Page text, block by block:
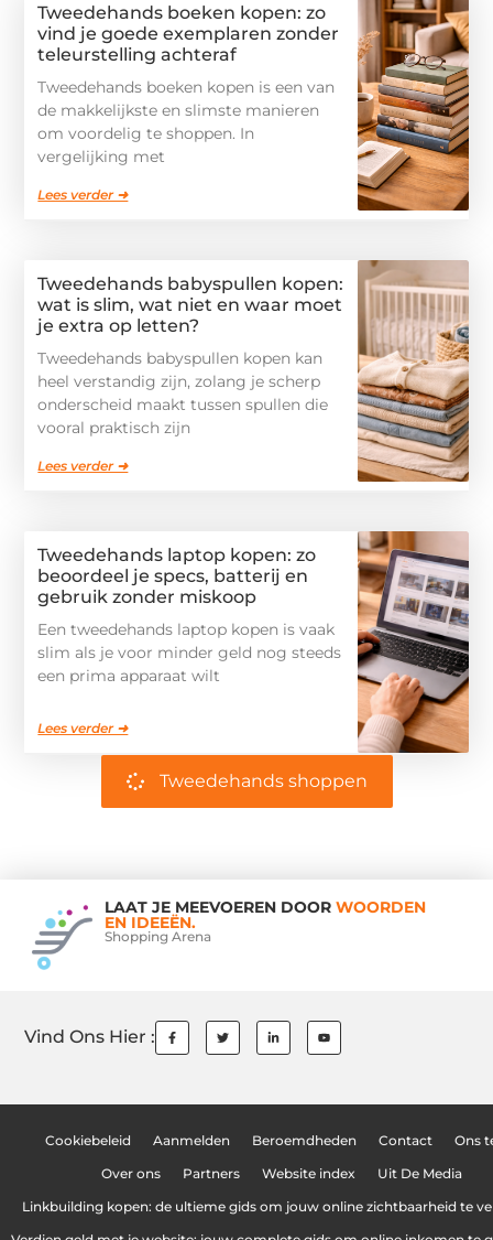
Tweedehands boeken kopen: zo
vind je goede exemplaren zonder
teleurstelling achteraf
Tweedehands boeken kopen is een van
de makkelijkste en slimste manieren
om voordelig te shoppen. In
vergelijking met
Lees verder ➜
Tweedehands babyspullen kopen:
wat is slim, wat niet en waar moet
je extra op letten?
Tweedehands babyspullen kopen kan
heel verstandig zijn, zolang je scherp
onderscheid maakt tussen spullen die
vooral praktisch zijn
Lees verder ➜
Tweedehands laptop kopen: zo
beoordeel je specs, batterij en
gebruik zonder miskoop
Een tweedehands laptop kopen is vaak
slim als je voor minder geld nog steeds
een prima apparaat wilt
Lees verder ➜
Tweedehands shoppen
LAAT JE MEEVOEREN DOOR WOORDEN
EN IDEEËN.
Shopping Arena
Vind Ons Hier :
Cookiebeleid Aanmelden Beroemdheden Contact Ons
Over ons Partners Website index Uit De Media
Linkbuilding kopen: de ultieme gids om jouw online zichtbaarheid te